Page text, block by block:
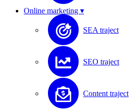
Online marketing ▾
SEA traject
SEO traject
Content traject